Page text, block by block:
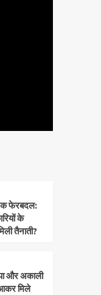
फेरबदल:
के
तैनाती?
और अकाली
मिले